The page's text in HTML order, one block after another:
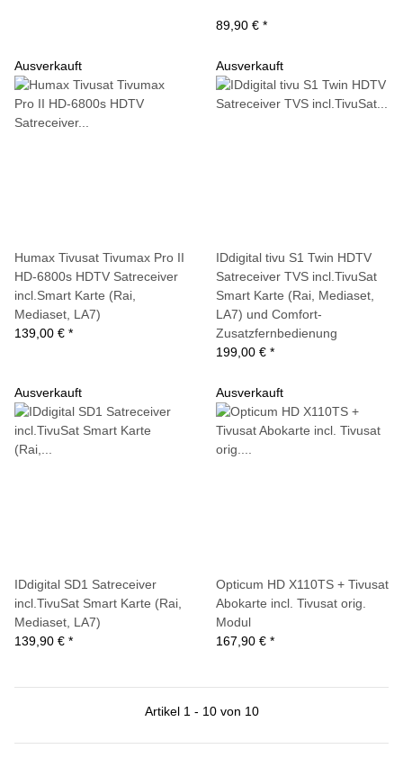
89,90 € *
Ausverkauft
Humax Tivusat Tivumax Pro II
HD-6800s HDTV Satreceiver
incl.Smart Karte (Rai,
Mediaset, LA7)
139,00 € *
Ausverkauft
IDdigital tivu S1 Twin HDTV
Satreceiver TVS incl.TivuSat
Smart Karte (Rai, Mediaset,
LA7) und Comfort-
Zusatzfernbedienung
199,00 € *
Ausverkauft
IDdigital SD1 Satreceiver
incl.TivuSat Smart Karte (Rai,
Mediaset, LA7)
139,90 € *
Ausverkauft
Opticum HD X110TS + Tivusat
Abokarte incl. Tivusat orig.
Modul
167,90 € *
Artikel 1 - 10 von 10